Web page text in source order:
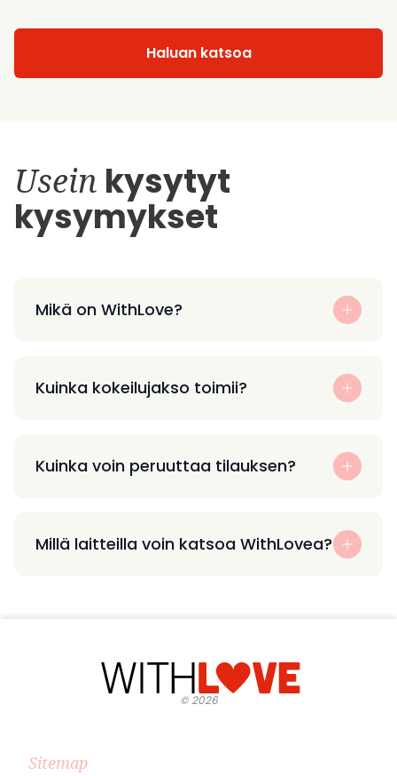
Haluan katsoa
Usein kysytyt
kysymykset
Mikä on WithLove?
Kuinka kokeilujakso toimii?
Kuinka voin peruuttaa tilauksen?
Millä laitteilla voin katsoa WithLovea?
©2026
Sitemap